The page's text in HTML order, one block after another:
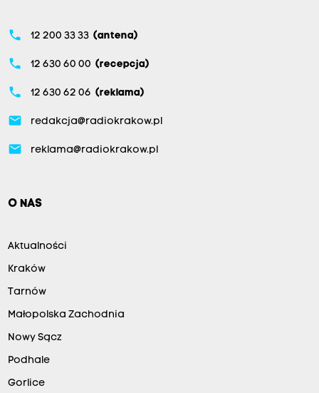
phone 12 200 33 33 (antena)
phone 12 630 60 00 (recepcja)
phone 12 630 62 06 (reklama)
email redakcja@radiokrakow.pl
email reklama@radiokrakow.pl
O NAS
Aktualności
Kraków
Tarnów
Małopolska Zachodnia
Nowy Sącz
Podhale
Gorlice